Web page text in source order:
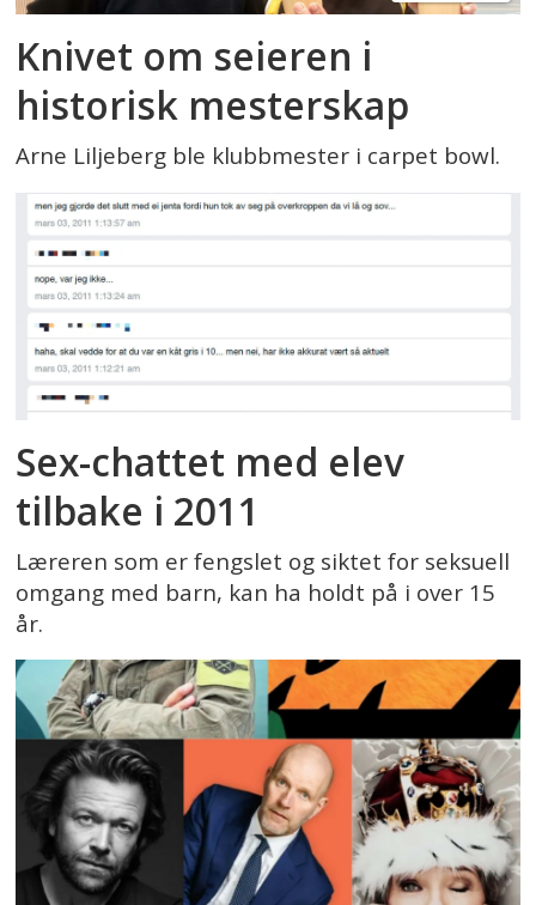
Knivet om seieren i
historisk mesterskap
Arne Liljeberg ble klubbmester i carpet bowl.
Sex-chattet med elev
tilbake i 2011
Læreren som er fengslet og siktet for seksuell
omgang med barn, kan ha holdt på i over 15
år.